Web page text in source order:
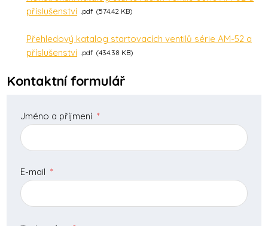
příslušenství pdf 574.42 KB
Přehledový katalog startovacích ventilů série AM-52 a
příslušenství pdf 434.38 KB
Kontaktní formulář
Jméno a příjmení *
E-mail *